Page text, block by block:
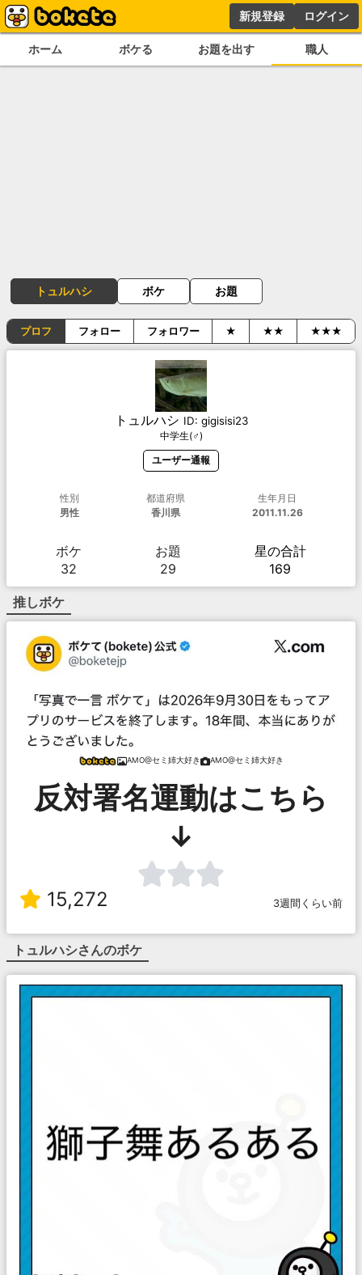
新規登録 ログイン
ホーム ボケる お題を出す 職人
トュルハシ ボケ お題
プロフ フォロー フォロワー ★ ★★ ★★★
トュルハシ ID: gigisisi23
中学生(♂)
ユーザー通報
性別
男性
都道府県
香川県
生年月日
2011.11.26
ボケ
32
お題
29
星の合計
169
推しボケ
AMO@セミ姉大好き AMO@セミ姉大好き
反対署名運動はこちら
↓
15,272 3週間くらい前
トュルハシさんのボケ